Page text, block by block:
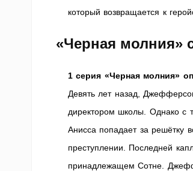
который возвращается к
«Черная молния»
1 серия «Черная молния»
Девять лет назад,
директором школы. Однако с
Анисса попадает за решётку
преступлении. Последней
принадлежащем Сотне.